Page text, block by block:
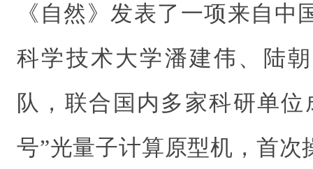
《自然》发表了一项来自中
科学技术大学潘建伟、陆
队，联合国内多家科研单
号”光量子计算原型机，首次